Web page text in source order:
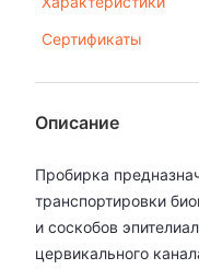
Сертификаты
Описание
Пробирка
транспортировки
и соскобов
цервикального